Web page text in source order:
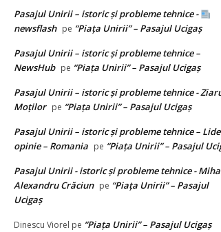
Pasajul Unirii – istoric și probleme tehnice -
newsflash pe “Piața Unirii” – Pasajul Ucigaș
Pasajul Unirii – istoric și probleme tehnice –
NewsHub pe “Piața Unirii” – Pasajul Ucigaș
Pasajul Unirii – istoric și probleme tehnice -
Moților pe “Piața Unirii” – Pasajul Ucigaș
Pasajul Unirii – istoric și probleme tehnice –
opinie – Romania pe “Piața Unirii” – Pasajul
Pasajul Unirii - istoric și probleme tehnice -
Alexandru Crăciun pe “Piața Unirii” – Pasajul
Ucigaș
Dinescu Viorel pe “Piața Unirii” – Pasajul Ucigaș